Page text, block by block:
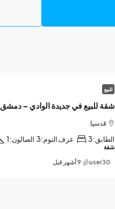
للبيع
شقة للبيع في جديدة الوادي – دمشق
قدسيا
الطابق:3 غرف النوم:3 الصالون:1
شقة
user30